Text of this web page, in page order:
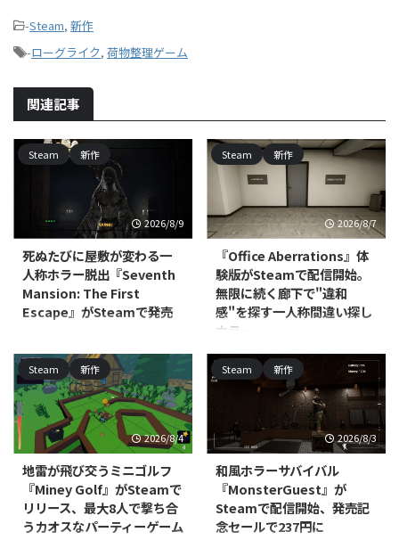
-Steam, 新作
-ローグライク, 荷物整理ゲーム
関連記事
Steam 新作
2026/8/9
死ぬたびに屋敷が変わる一
人称ホラー脱出『Seventh
Mansion: The First
Escape』がSteamで発売
リッシングを手がける、
PC（Steam）向け一人称心理ホ
ラー脱出アドベンチャー
『Seventh Mansion: The First
Escape』が2026年7月29日に発
売されました。価格は395円で
す。 本作は、不気味な屋敷に閉
じ込められた主人公が脱出方法を
探る、一人称視点の脱出ホラーゲ
ームです。プレイヤーはパズルを
解きながら屋敷を探索し、徘徊す
Steam 新作
2026/8/7
『Office Aberrations』体
験版がSteamで配信開始。
無限に続く廊下で"違和
感"を探す一人称間違い探し
ホラー
North Point Gamesが開発・パブ
リッシングを手がける
PC（Windows/Mac、Steam）向
けカジュアル・シミュレーション
『Office Aberrations』の体験版
が配信開始されました。本編の発
ており、正式な発売日はまだ発表
されていません。 本作は、無限
にループするオフィスの廊下を舞
台にした、一人称視点の間違い探
Steam 新作
2026/8/4
地雷が飛び交うミニゴルフ
『Miney Golf』がSteamで
リリース、最大8人で撃ち合
うカオスなパーティーゲーム
Steam 新作
2026/8/3
和風ホラーサバイバル
『MonsterGuest』が
Steamで配信開始、発売記
念セールで237円に